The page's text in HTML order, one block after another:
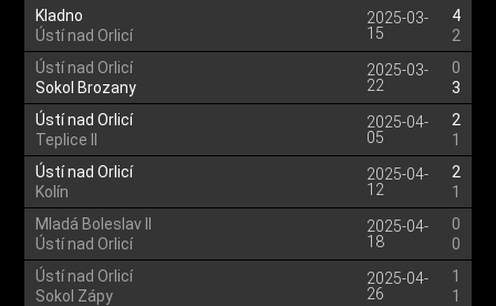
Kladno
Ústí nad Orlicí
2025-03-
15
4
2
Ústí nad Orlicí
Sokol Brozany
2025-03-
22
0
3
Ústí nad Orlicí
Teplice II
2025-04-
05
2
1
Ústí nad Orlicí
Kolín
2025-04-
12
2
1
Mladá Boleslav II
Ústí nad Orlicí
2025-04-
18
0
0
Ústí nad Orlicí
Sokol Zápy
2025-04-
26
1
1